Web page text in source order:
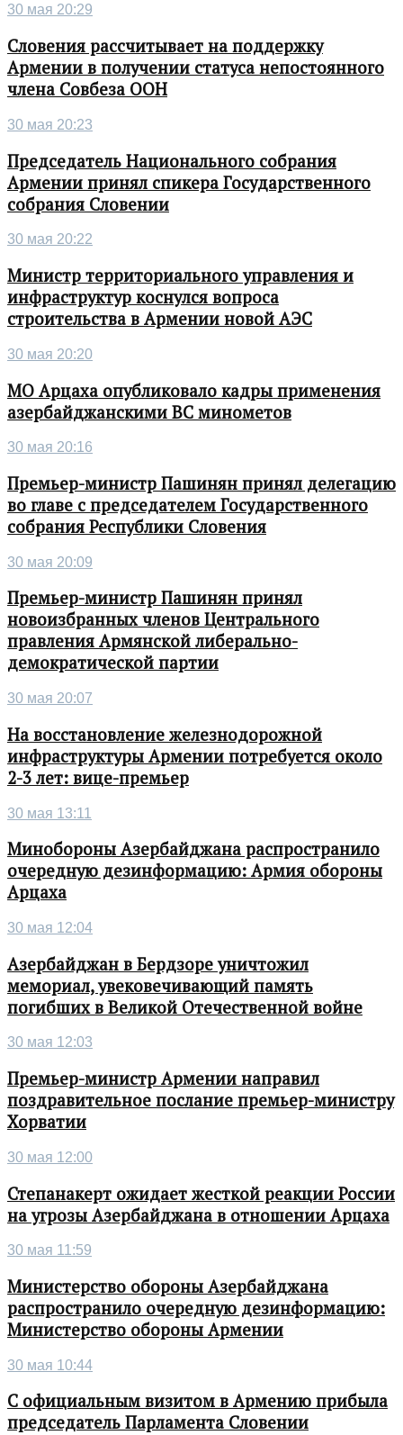
30 мая 20:29
Словения рассчитывает на поддержку
Армении в получении статуса непостоянного
члена Совбеза ООН
30 мая 20:23
Председатель Национального собрания
Армении принял спикера Государственного
собрания Словении
30 мая 20:22
Министр территориального управления и
инфраструктур коснулся вопроса
строительства в Армении новой АЭС
30 мая 20:20
МО Арцаха опубликовало кадры применения
азербайджанскими ВС минометов
30 мая 20:16
Премьер-министр Пашинян принял делегацию
во главе с председателем Государственного
собрания Республики Словения
30 мая 20:09
Премьер-министр Пашинян принял
новоизбранных членов Центрального
правления Армянской либерально-
демократической партии
30 мая 20:07
На восстановление железнодорожной
инфраструктуры Армении потребуется около
2-3 лет: вице-премьер
30 мая 13:11
Минобороны Азербайджана распространило
очередную дезинформацию: Армия обороны
Арцаха
30 мая 12:04
Азербайджан в Бердзоре уничтожил
мемориал, увековечивающий память
погибших в Великой Отечественной войне
30 мая 12:03
Премьер-министр Армении направил
поздравительное послание премьер-министру
Хорватии
30 мая 12:00
Степанакерт ожидает жесткой реакции России
на угрозы Азербайджана в отношении Арцаха
30 мая 11:59
Министерство обороны Азербайджана
распространило очередную дезинформацию:
Министерство обороны Армении
30 мая 10:44
С официальным визитом в Армению прибыла
председатель Парламента Словении